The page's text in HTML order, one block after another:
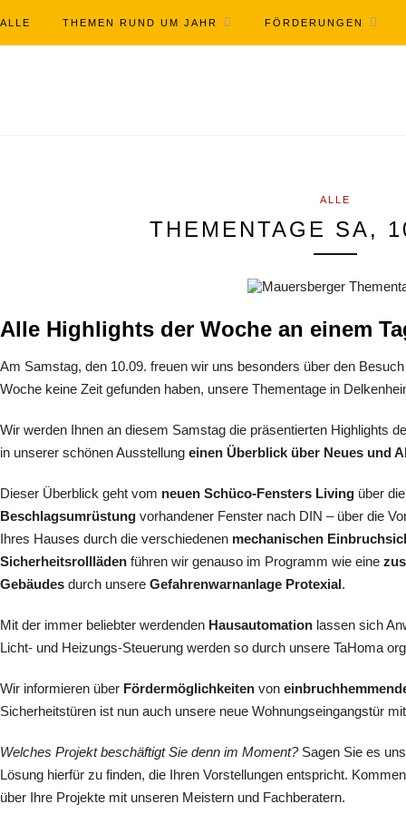
ALLE THEMEN RUND UM JAHR FÖRDERUNGEN
ALLE
THEMENTAGE SA,
Alle Highlights der Woche an einem
Am Samstag, den 10.09. freuen wir uns besonders über den
Woche keine Zeit gefunden haben, unsere Thementage in
Wir werden Ihnen an diesem Samstag die präsentierten Highlights
in unserer schönen Ausstellung einen Überblick über Neues und
Dieser Überblick geht vom neuen Schüco-Fensters Living über
Beschlagsumrüstung vorhandener Fenster nach DIN – über die
Ihres Hauses durch die verschiedenen mechanischen
Sicherheitsrollläden führen wir genauso im Programm wie eine
Gebäudes durch unsere Gefahrenwarnanlage Protexial.
Mit der immer beliebter werdenden Hausautomation lassen sich
Licht- und Heizungs-Steuerung werden so durch unsere TaHoma
Wir informieren über Fördermöglichkeiten von
Sicherheitstüren ist nun auch unsere neue Wohnungseingangstür
Welches Projekt beschäftigt Sie denn im Moment?Sagen Sie es
Lösung hierfür zu finden, die Ihren Vorstellungen entspricht.
über Ihre Projekte mit unseren Meistern und Fachberatern.